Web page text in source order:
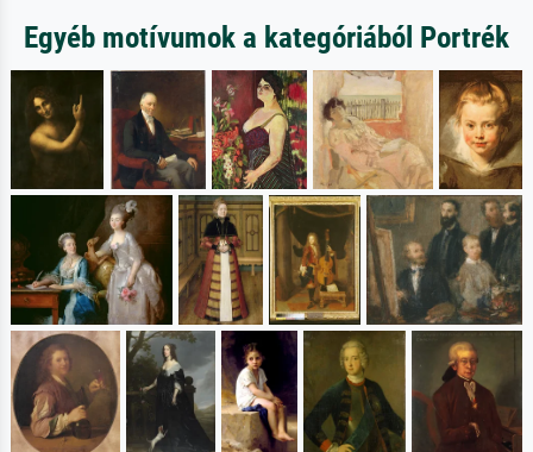
Egyéb motívumok a kategóriából Portrék